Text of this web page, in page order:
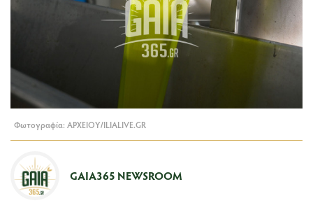
Φωτογραφία: ΑΡΧΕΙΟΥ/ILIALIVE.GR
GAIA365 NEWSROOM